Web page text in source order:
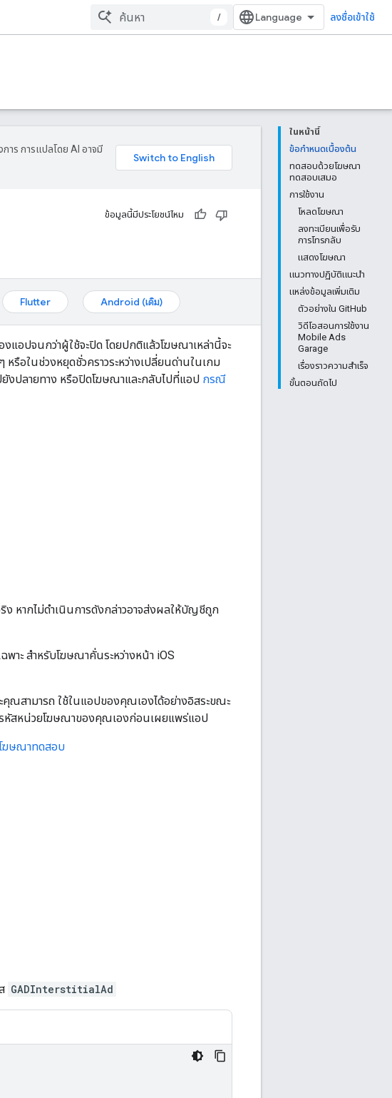
/ ลงชื่อเข้าใช้
ในหน้านี้
ข้อกำหนดเบื้องต้น
ทดสอบด้วยโฆษณา
ทดสอบเสมอ
การใช้งาน
โหลดโฆษณา
ลงทะเบียนเพื่อรับ
การโทรกลับ
แสดงโฆษณา
แนวทางปฏิบัติแนะนำ
แหล่งข้อมูลเพิ่มเติม
ตัวอย่างใน GitHub
วิดีโอสอนการใช้งาน
Mobile Ads
Garage
เรื่องราวความสำเร็จ
ขั้นตอนถัดไป
าร การแปลโดย AI อาจมี
ข้อมูลนี้มีประโยชน์ไหม
Flutter Android (เดิม)
อปจนกว่าผู้ใช้จะปิด โดยปกติแล้วโฆษณาเหล่านี้จะ
รือในช่วงหยุดชั่วคราวระหว่างเปลี่ยนด่านในเกม
ยังปลายทาง หรือปิดโฆษณาและกลับไปที่แอป กรณี
หากไม่ดำเนินการดังกล่าวอาจส่งผลให้บัญชีถูก
าะ สำหรับโฆษณาคั่นระหว่างหน้า iOS
ณสามารถ ใช้ในแอปของคุณเองได้อย่างอิสระขณะ
หัสหน่วยโฆษณาของคุณเองก่อนเผยแพร่แอป
ฆษณาทดสอบ
GADInterstitialAd